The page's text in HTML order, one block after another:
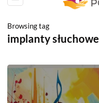
Browsing tag
implanty słuchowe